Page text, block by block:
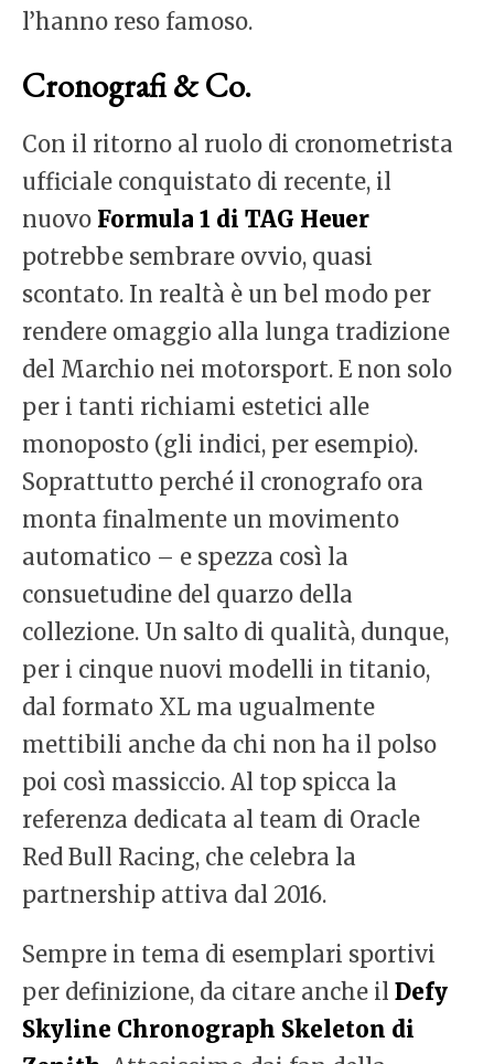
l’hanno reso famoso.
Cronografi & Co.
Con il ritorno al ruolo di cronometrista
ufficiale conquistato di recente, il
nuovo Formula 1 di TAG Heuer
potrebbe sembrare ovvio, quasi
scontato. In realtà è un bel modo per
rendere omaggio alla lunga tradizione
del Marchio nei motorsport. E non solo
per i tanti richiami estetici alle
monoposto (gli indici, per esempio).
Soprattutto perché il cronografo ora
monta finalmente un movimento
automatico – e spezza così la
consuetudine del quarzo della
collezione. Un salto di qualità, dunque,
per i cinque nuovi modelli in titanio,
dal formato XL ma ugualmente
mettibili anche da chi non ha il polso
poi così massiccio. Al top spicca la
referenza dedicata al team di Oracle
Red Bull Racing, che celebra la
partnership attiva dal 2016.
Sempre in tema di esemplari sportivi
per definizione, da citare anche il Defy
Skyline Chronograph Skeleton di